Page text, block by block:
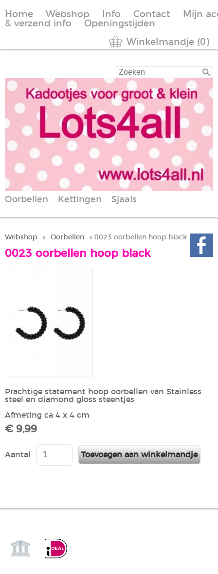
Home Webshop Info Contact
Mijn
& verzend info
Openingstijden
Winkelmandje (0)
Oorbellen Kettingen Sjaals
Webshop » Oorbellen » 0023 oorbellen hoop black
0023 oorbellen hoop black
Prachtige statement hoop oorbellen van Stainless
steel en diamond gloss steentjes
Afmeting ca 4 x 4 cm
€ 9,99
Aantal